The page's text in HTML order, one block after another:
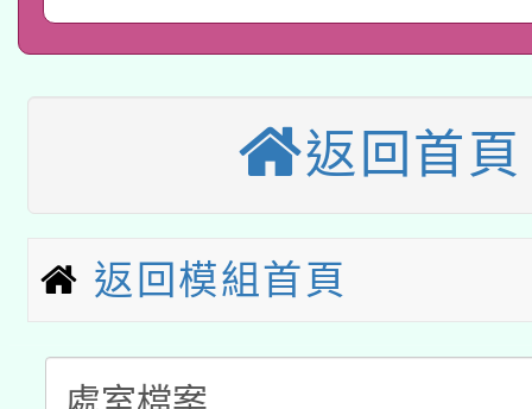
用水績優單位及節水達
動」
桃園市孔廟祈福系列
開 智慧啟航」
2026年桃園地景藝術
本校115學年度第2次
招甄選結果公告(無人
招)
適應運動共學行動站研
本館辦理115年度閱讀
暨閱讀推動專業研習
科技賦能─人工智慧
礎課程
A3數位素養講師名單
「數位內容與教學軟體
返回首頁
返回模組首頁